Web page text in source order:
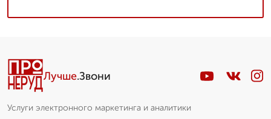
Лучше.Звони
Услуги электронного маркетинга и аналитики